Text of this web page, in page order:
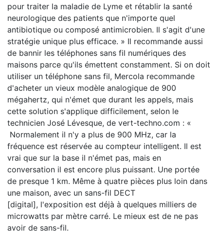
pour traiter la maladie de Lyme et rétablir la santé
neurologique des patients que n'importe quel
antibiotique ou composé antimicrobien. Il s'agit d'une
stratégie unique plus efficace. » Il recommande aussi
de bannir les téléphones sans fil numériques des
maisons parce qu'ils émettent constamment. Si on doit
utiliser un téléphone sans fil, Mercola recommande
d'acheter un vieux modèle analogique de 900
mégahertz, qui n'émet que durant les appels, mais
cette solution s'applique difficilement, selon le
technicien José Lévesque, de vert-techno.com : «
Normalement il n'y a plus de 900 MHz, car la
fréquence est réservée au compteur intelligent. Il est
vrai que sur la base il n'émet pas, mais en
conversation il est encore plus puissant. Une portée
de presque 1 km. Même à quatre pièces plus loin dans
une maison, avec un sans-fil DECT
[digital], l'exposition est déjà à quelques milliers de
microwatts par mètre carré. Le mieux est de ne pas
avoir de sans-fil.